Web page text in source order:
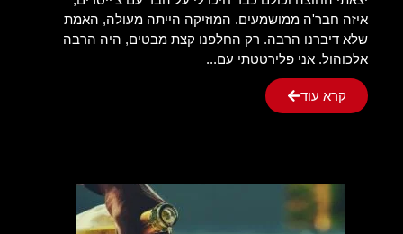
איזה חבר'ה ממושמעים. המוזיקה הייתה מעולה, האמת
שלא דיברנו הרבה. רק החלפנו קצת מבטים, היה הרבה
אלכוהול. אני פלירטטתי עם...
קרא עוד